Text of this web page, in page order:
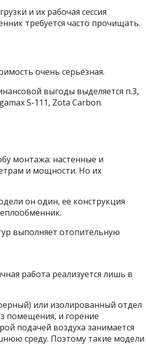
и их рабочая сессия
требуется часто прочищать.
очень серьёзная.
выгоды выделяется п.3,
S-111, Zota Carbon.
монтажа: настенные и
и мощности. Но их
он один, её конструкция
выполняет отопительную
работа реализуется лишь в
или изолированный отдел
помещения, и горение
подачей воздуха занимается
среду. Поэтому такие модели